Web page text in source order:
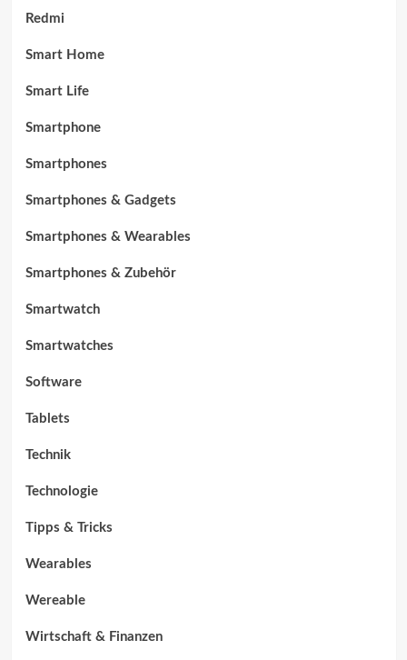
Redmi
Smart Home
Smart Life
Smartphone
Smartphones
Smartphones & Gadgets
Smartphones & Wearables
Smartphones & Zubehör
Smartwatch
Smartwatches
Software
Tablets
Technik
Technologie
Tipps & Tricks
Wearables
Wereable
Wirtschaft & Finanzen